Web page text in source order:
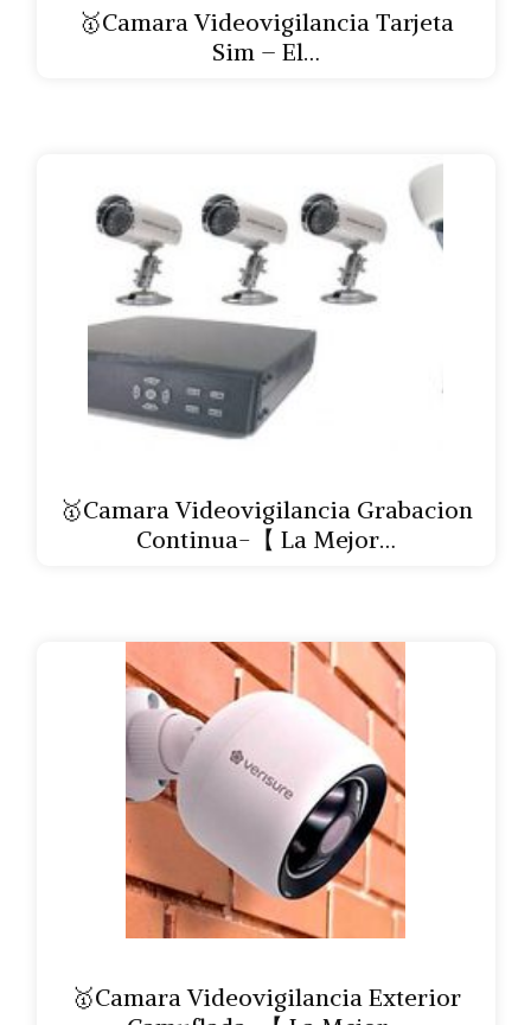
🥇Camara Videovigilancia Tarjeta
Sim – El…
🥇Camara Videovigilancia Grabacion
Continua-【 La Mejor…
🥇Camara Videovigilancia Exterior